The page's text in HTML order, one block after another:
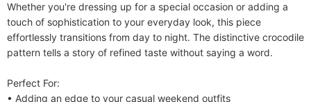
Whether you're dressing up for a special occasion or adding a
touch of sophistication to your everyday look, this piece
effortlessly transitions from day to night. The distinctive crocodile
pattern tells a story of refined taste without saying a word.
Perfect For:
• Adding an edge to your casual weekend outfits